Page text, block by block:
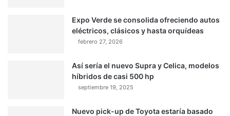
Expo Verde se consolida ofreciendo autos
eléctricos, clásicos y hasta orquídeas
febrero 27, 2026
Así sería el nuevo Supra y Celica, modelos
híbridos de casi 500 hp
septiembre 19, 2025
Nuevo pick-up de Toyota estaría basado